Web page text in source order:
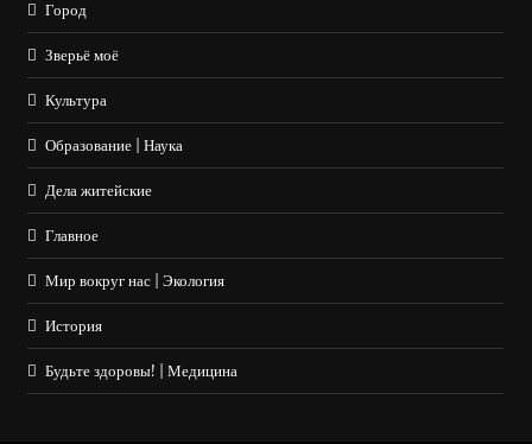
Город
Зверьё моё
Культура
Образование | Наука
Дела житейские
Главное
Мир вокруг нас | Экология
История
Будьте здоровы! | Медицина